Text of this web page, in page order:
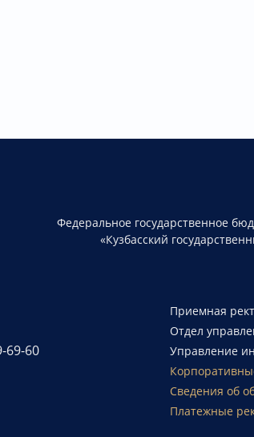
Федеральное государственное
«Кузбасский
69-60
Приемная
Отдел
Управление
Сведения об
Платежные